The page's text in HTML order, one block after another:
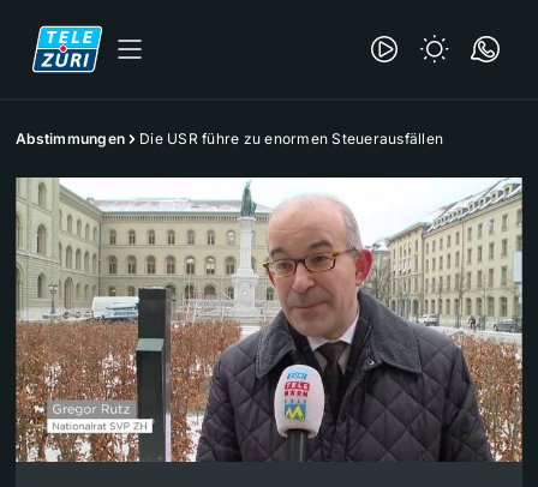
Abstimmungen Die USR führe zu enormen Steuerausfällen